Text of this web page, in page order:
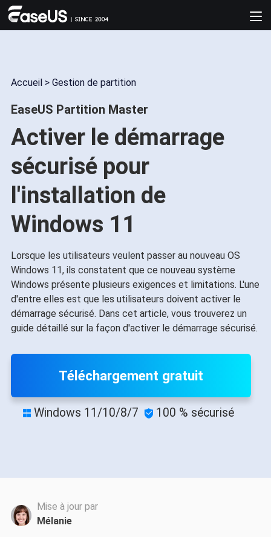
Accueil > Gestion de partition
EaseUS Partition Master
Activer le démarrage
sécurisé pour
l'installation de
Windows 11
Lorsque les utilisateurs veulent passer au nouveau OS
Windows 11, ils constatent que ce nouveau système
Windows présente plusieurs exigences et limitations. L'une
d'entre elles est que les utilisateurs doivent activer le
démarrage sécurisé. Dans cet article, vous trouverez un
guide détaillé sur la façon d'activer le démarrage sécurisé.
Téléchargement gratuit
 Windows 11/10/8/7  100 % sécurisé
Mise à jour par
Mélanie